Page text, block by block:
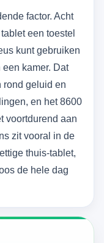
factor. Acht
een toestel
kunt gebruiken
kamer. Dat
rond geluid en
en het 8600
voortdurend aan
zit vooral in de
thuis-tablet,
de hele dag